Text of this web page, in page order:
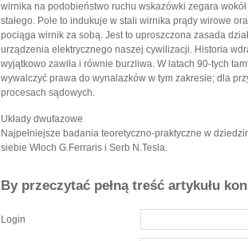
wirnika na podobieństwo ruchu wskazówki zegara
stałego. Pole to indukuje w stali wirnika prądy wirowe
pociąga wirnik za sobą. Jest to uproszczona zasada
urządzenia elektrycznego naszej cywilizacji. Historia
wyjątkowo zawiła i równie burzliwa. W latach 90-tych
wywalczyć prawa do wynalazków w tym zakresie; dla
procesach sądowych.
Układy dwufazowe
Najpełniejsze badania teoretyczno-praktyczne w
siebie Włoch G.Ferraris i Serb N.Tesla.
By przeczytać pełną treść artykułu
Login